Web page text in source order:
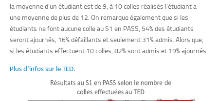
la moyenne d’un étudiant est de 9, à 10 colles réalisés l’étudiant a
une moyenne de plus de 12. On remarque également que si les
étudiants ne font aucune colle au S1 en PASS, 54% des étudiants
seront ajournés, 16% défaillants et seulement 31% admis. Alors que,
si les étudiants effectuent 10 colles, 82% sont admis et 19% ajournés.
Plus d’infos sur le TED.